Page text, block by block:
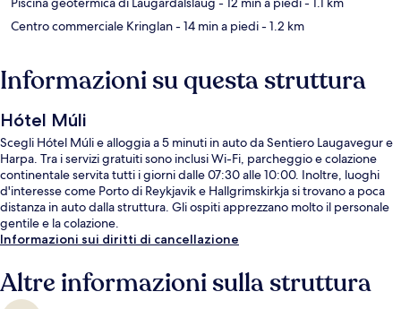
Centro commerciale Kringlan- 14 min a piedi- 1.2 km
Informazioni su questa struttura
Hótel Múli
Scegli Hótel Múli e alloggia a 5 minuti in auto da Sentiero Laugavegur e
Harpa. Tra i servizi gratuiti sono inclusi Wi-Fi, parcheggio e colazione
continentale servita tutti i giorni dalle 07:30 alle 10:00. Inoltre, luoghi
d'interesse come Porto di Reykjavik e Hallgrimskirkja si trovano a poca
distanza in auto dalla struttura. Gli ospiti apprezzano molto il personale
gentile e la colazione.
Informazioni sui diritti di cancellazione
Altre informazioni sulla struttura